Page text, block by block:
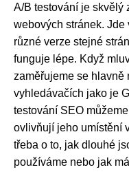
A/B testování je skvělý
webových stránek. Jde
různé verze stejné
funguje lépe. Když
zaměřujeme se hlavně
vyhledávačích jako je
testování SEO
ovlivňují jeho umístění
třeba o to, jak dlouhé
používáme nebo jak